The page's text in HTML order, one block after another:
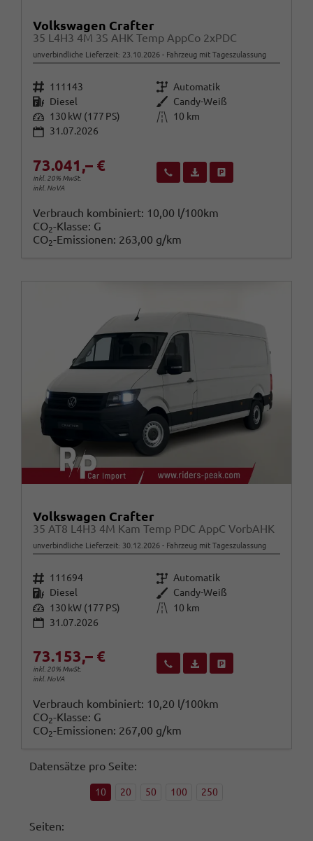
Volkswagen Crafter
35 L4H3 4M 3S AHK Temp AppCo 2xPDC
unverbindliche Lieferzeit: 23.10.2026 Fahrzeug mit Tageszulassung
Fahrzeugnr. 111143 Getriebe Automatik
Kraftstoff Diesel Außenfarbe
Candy-Weiß
Leistung 130 kW (177 PS) Kilometerstand
10 km
31.07.2026
73.041,– €
inkl. 20% MwSt.
inkl. NoVA
Wir rufen Sie anFahrzeugexposé (PDF)
Verbrauch kombiniert: 10,00 l/100km
CO2-Klasse: G
CO2-Emissionen: 263,00 g/km
Volkswagen Crafter
35 AT8 L4H3 4M Kam Temp PDC AppC VorbAHK
unverbindliche Lieferzeit: 30.12.2026 Fahrzeug mit Tageszulassung
Fahrzeugnr. 111694 Getriebe Automatik
Kraftstoff Diesel Außenfarbe Candy-Weiß
Leistung 130 kW (177 PS) Kilometerstand
10 km
31.07.2026
73.153,– €
inkl. 20% MwSt.
inkl. NoVA
Wir rufen Sie anFahrzeugexposé (PDF)
Verbrauch kombiniert: 10,20 l/100km
CO2-Klasse: G
CO2-Emissionen: 267,00 g/km
Datensätze pro Seite:
10 20 50 100 250
Seiten: